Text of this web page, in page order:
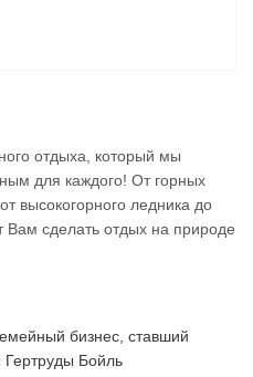
отдыха, который мы
для каждого! От горных
высокогорного ледника до
сделать отдых на природе
бизнес, ставший
Бойль